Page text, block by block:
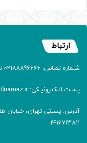
ارتباط
شـماره تمـاس: 02188896666 نمابر: 02188905150
پسـت الـکترونیـکی: info[at]namaz.ir
۱۴۱۶۷۱۳۸۱۱